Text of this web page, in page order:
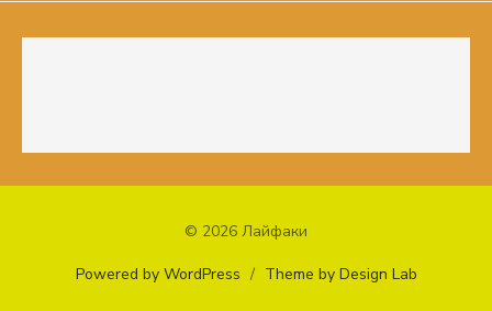
© 2026 Лайфаки
Powered by WordPress / Theme by Design Lab